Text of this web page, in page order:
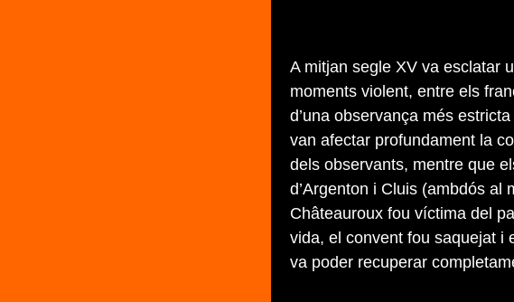
A mitjan segle XV va esclatar
moments violent, entre els
d’una observança més
van afectar profundament la
dels observants, mentre que
d’Argenton i Cluis (ambdós al
Châteauroux fou víctima del
vida, el convent fou saquejat i
va poder recuperar